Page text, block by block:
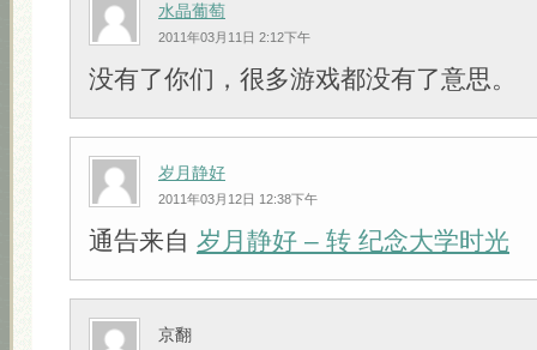
水晶葡萄
2011年03月11日 2:12下午
没有了你们，很多游戏都没有了意思。
岁月静好
2011年03月12日 12:38下午
通告来自 岁月静好 – 转 纪念大学时光
京翻